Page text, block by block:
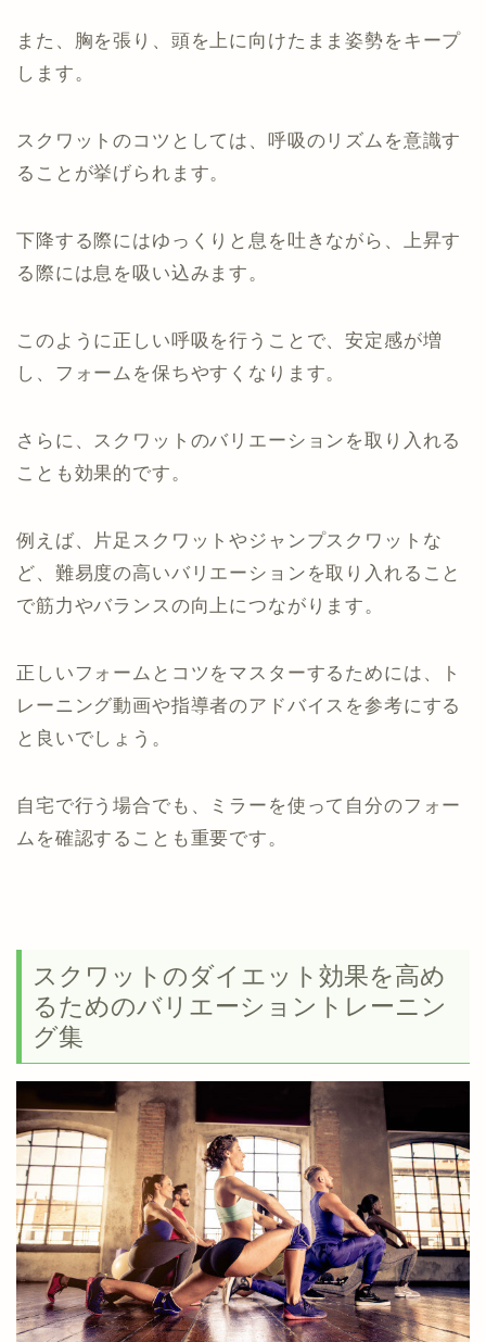
また、胸を張り、頭を上に向けたまま姿勢をキープ
します。
スクワットのコツとしては、呼吸のリズムを意識す
ることが挙げられます。
下降する際にはゆっくりと息を吐きながら、上昇す
る際には息を吸い込みます。
このように正しい呼吸を行うことで、安定感が増
し、フォームを保ちやすくなります。
さらに、スクワットのバリエーションを取り入れる
ことも効果的です。
例えば、片足スクワットやジャンプスクワットな
ど、難易度の高いバリエーションを取り入れること
で筋力やバランスの向上につながります。
正しいフォームとコツをマスターするためには、ト
レーニング動画や指導者のアドバイスを参考にする
と良いでしょう。
自宅で行う場合でも、ミラーを使って自分のフォー
ムを確認することも重要です。
スクワットのダイエット効果を高め
るためのバリエーショントレーニン
グ集